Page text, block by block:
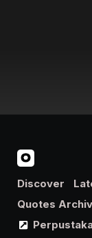
Discover
Quotes